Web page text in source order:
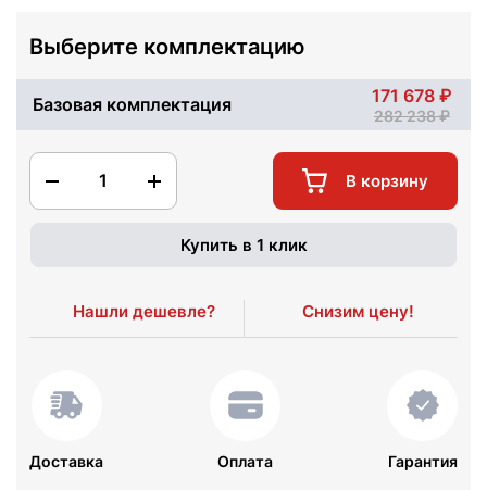
Выберите комплектацию
Базовая комплектация 171 678
282 238
1 В корзину
Купить в 1 клик
Нашли дешевле? Снизим цену!
Доставка Оплата Гарантия